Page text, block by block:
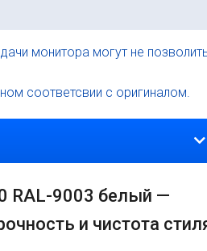
монитора могут не
соответсвии с оригиналом.
RAL-9003 белый —
и чистота